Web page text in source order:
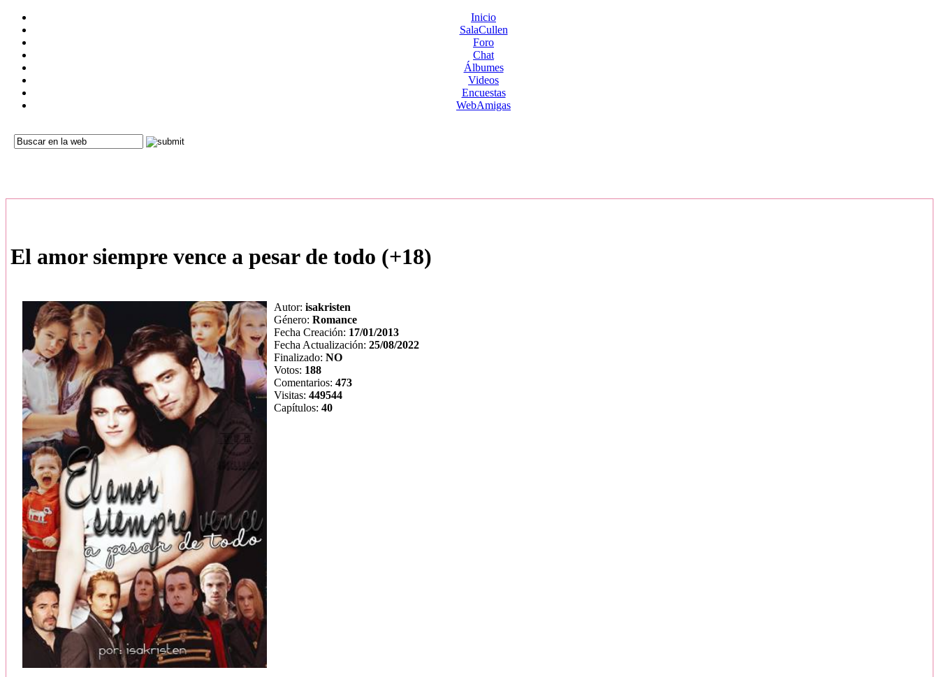
Inicio
SalaCullen
Foro
Chat
Álbumes
Videos
Encuestas
WebAmigas
El amor siempre vence a pesar de todo (+18)
Autor: isakristen
Género: Romance
Fecha Creación: 17/01/2013
Fecha Actualización: 25/08/2022
Finalizado: NO
Votos: 188
Comentarios: 473
Visitas: 449544
Capítulos: 40